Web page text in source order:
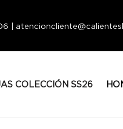
|
COLECCIÓN SS26